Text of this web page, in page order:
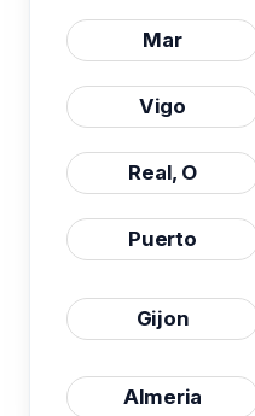
Mar
Vigo
Real, O
Puerto
Gijon
Almeria